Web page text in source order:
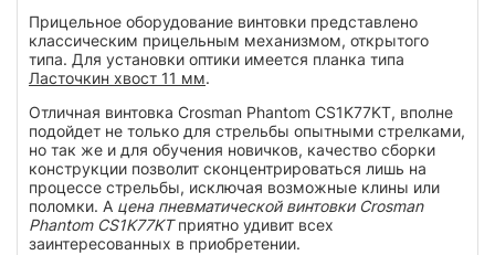
Прицельное оборудование винтовки представлено
классическим прицельным механизмом, открытого
типа. Для установки оптики имеется планка типа
Ласточкин хвост 11 мм.
Отличная винтовка Crosman Phantom СS1K77KT, вполне
подойдет не только для стрельбы опытными стрелками,
но так же и для обучения новичков, качество сборки
конструкции позволит сконцентрироваться лишь на
процессе стрельбы, исключая возможные клины или
поломки. А цена пневматической винтовки Crosman
Phantom СS1K77KTприятно удивит всех
заинтересованных в приобретении.